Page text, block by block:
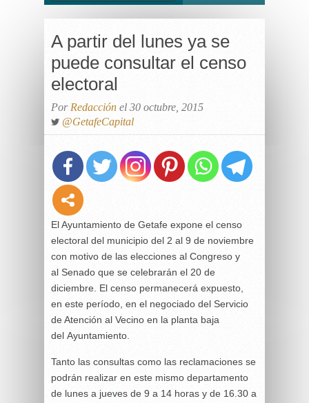
A partir del lunes ya se
puede consultar el censo
electoral
Por Redacción el 30 octubre, 2015
@GetafeCapital
El Ayuntamiento de Getafe expone el censo
electoral del municipio del 2 al 9 de noviembre
con motivo de las elecciones al Congreso y
al Senado que se celebrarán el 20 de
diciembre. El censo permanecerá expuesto,
en este período, en el negociado del Servicio
de Atención al Vecino en la planta baja
del Ayuntamiento.
Tanto las consultas como las reclamaciones se
podrán realizar en este mismo departamento
de lunes a jueves de 9 a 14 horas y de 16.30 a